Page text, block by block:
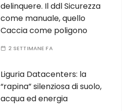
delinquere. Il ddl Sicurezza
come manuale, quello
Caccia come poligono
2 SETTIMANE FA
Liguria Datacenters: la
“rapina” silenziosa di suolo,
acqua ed energia